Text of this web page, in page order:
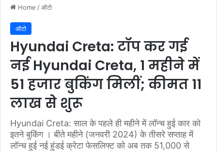
Home /ऑटो
ऑटो
Hyundai Creta: टॉप कर गई
नई Hyundai Creta, 1 महीने में
51 हजार बुकिंग मिलीं; कीमत 11
लाख से शुरू
Hyundai Creta: साल के पहले ही महीने में लॉन्च हुई कार को
इतने बुकिंग । बीते महीने (जनवरी 2024) के तीसरे सप्ताह में
लॉन्च हुई नई हुंडई क्रेटा फेसलिफ्ट को अब तक 51,000 से